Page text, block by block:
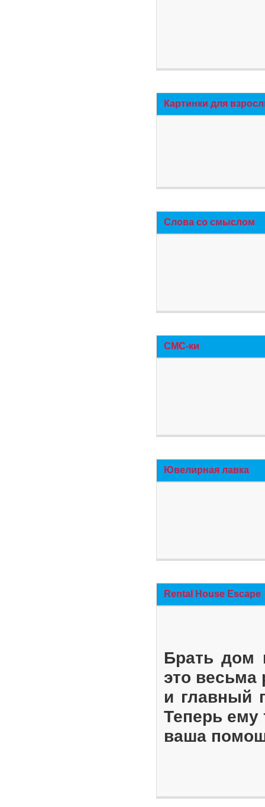
Картинки для
Слова со смыслом
СМС-ки
Ювелирная лавка
Rental House Escape
Брать дом
это весьма
и главный
Теперь ему
ваша